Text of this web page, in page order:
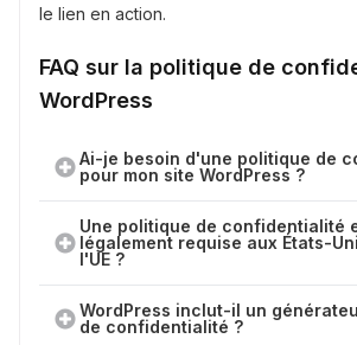
le lien en action.
FAQ sur la politique de
WordPress
Ai-je besoin d'une politique de
pour mon site WordPress ?
Une politique de confidentialité
légalement requise aux États-
l'UE ?
WordPress inclut-il un
de confidentialité ?